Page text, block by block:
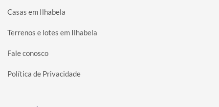
Casas em Ilhabela
Terrenos e lotes em Ilhabela
Fale conosco
Política de Privacidade